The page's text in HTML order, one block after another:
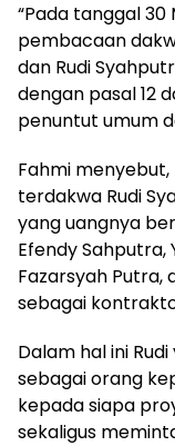
“Pada tanggal 30
pembacaan
dan Rudi
dengan pasal 12
penuntut umum
Fahmi
terdakwa Rudi
yang uangnya
Efendy Sahputra,
Fazarsyah Putra,
sebagai
Dalam hal ini
sebagai orang
kepada siapa
sekaligus